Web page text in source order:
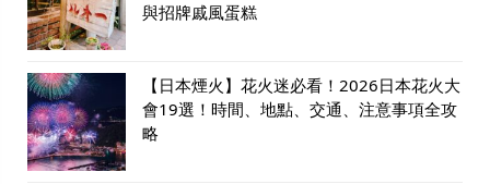
與招牌戚風蛋糕
【日本煙火】花火迷必看！2026日本花火大
會19選！時間、地點、交通、注意事項全攻
略